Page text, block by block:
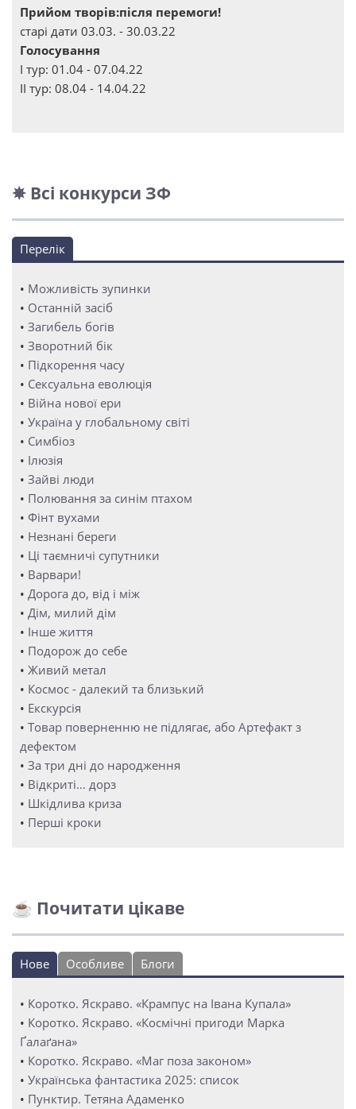
Прийом творів:після перемоги!
старі дати 03.03. - 30.03.22
Голосування
І тур: 01.04 - 07.04.22
ІІ тур: 08.04 - 14.04.22
✵ Всі конкурси ЗФ
Перелік
• Можливість зупинки
• Останній засіб
• Загибель богів
• Зворотний бік
• Підкорення часу
• Сексуальна еволюція
• Війна нової ери
• Україна у глобальному світі
• Симбіоз
• Ілюзія
• Зайві люди
• Полювання за синім птахом
• Фінт вухами
• Незнані береги
• Ці таємничі супутники
• Варвари!
• Дорога до, від і між
• Дім, милий дім
• Інше життя
• Подорож до себе
• Живий метал
• Космос - далекий та близький
• Екскурсія
• Товар поверненню не підлягає, або Артефакт з
дефектом
• За три дні до народження
• Відкриті… дорз
• Шкідлива криза
• Перші кроки
☕ Почитати цікаве
Нове Особливе Блоги
• Коротко. Яскраво. «Крампус на Івана Купала»
• Коротко. Яскраво. «Космічні пригоди Марка
Ґалаґана»
• Коротко. Яскраво. «Маг поза законом»
• Українська фантастика 2025: список
• Пунктир. Тетяна Адаменко